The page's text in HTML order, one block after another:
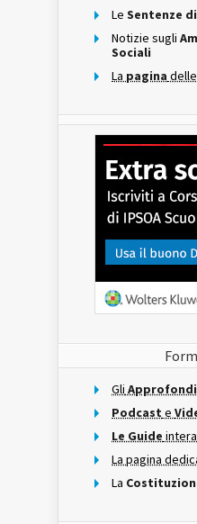
Le Sentenze
Notizie sugli
Sociali
La pagina delle
Gli
Podcast e
Le Guide
La pagina
La